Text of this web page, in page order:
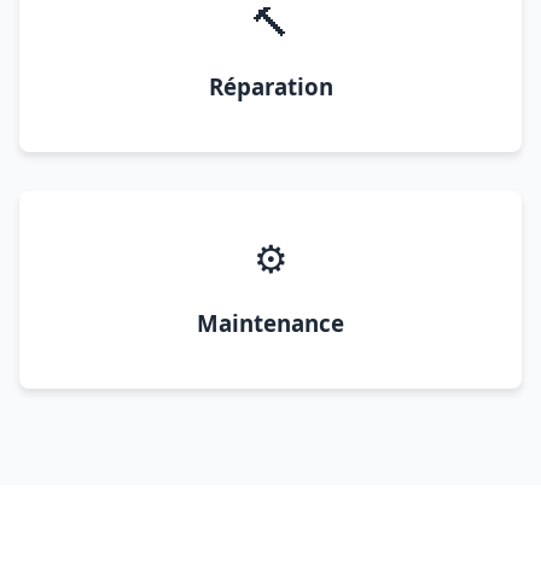
🔨
Réparation
⚙️
Maintenance